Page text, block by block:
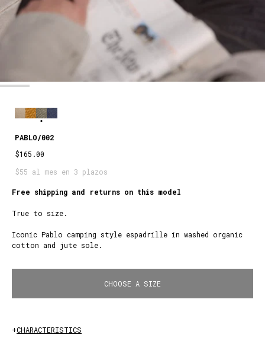
PABLO/002
$165.00
$55 al mes en 3 plazos
OLIVE
Free shipping and returns on this model
True to size.
Iconic Pablo camping style espadrille in washed organic
cotton and jute sole.
CHOOSE A SIZE
+CHARACTERISTICS